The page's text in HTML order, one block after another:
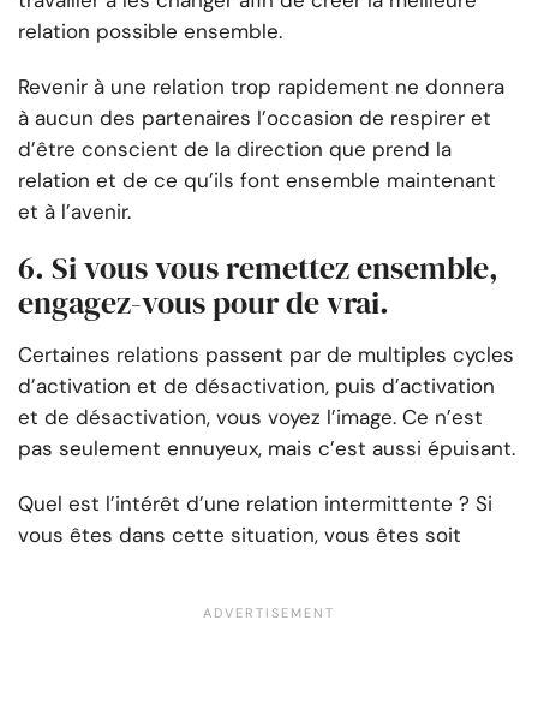
relation possible ensemble.
Revenir à une relation trop rapidement ne donnera
à aucun des partenaires l’occasion de respirer et
d’être conscient de la direction que prend la
relation et de ce qu’ils font ensemble maintenant
et à l’avenir.
6. Si vous vous remettez ensemble,
engagez-vous pour de vrai.
Certaines relations passent par de multiples cycles
d’activation et de désactivation, puis d’activation
et de désactivation, vous voyez l’image. Ce n’est
pas seulement ennuyeux, mais c’est aussi épuisant.
Quel est l’intérêt d’une relation intermittente ? Si
vous êtes dans cette situation, vous êtes soit